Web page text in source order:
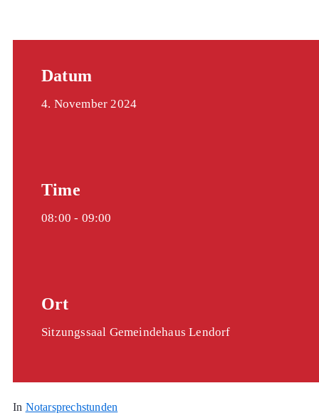
Datum
4. November 2024
Time
08:00 - 09:00
Ort
Sitzungssaal Gemeindehaus Lendorf
In Notarsprechstunden